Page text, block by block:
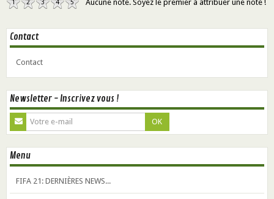
1 2 3 4 5 Aucune note. Soyez le premier à attribuer une note !
Contact
Contact
Newsletter - Inscrivez vous !
OK
Menu
FIFA 21: DERNIÈRES NEWS...